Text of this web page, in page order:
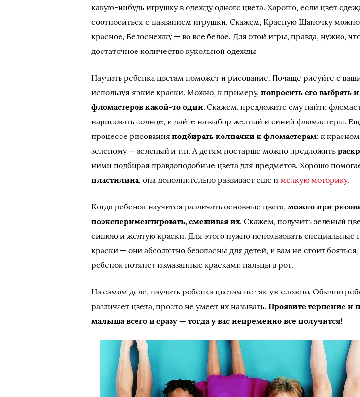
какую-нибудь игрушку в одежду одного цвета. Хорошо, если цвет
соотноситься с названием игрушки. Скажем, Красную Шапочку можно
красное, Белоснежку — во все белое. Для этой игры, правда, нужно,
достаточное количество кукольной одежды.
Научить ребенка цветам поможет и рисование. Почаще рисуйте с
используя яркие краски. Можно, к примеру,попросить его выбрать
фломастеров какой-то один. Скажем, предложите ему найти
нарисовать солнце, и дайте на выбор желтый и синий фломастеры.
процессе рисованияподбирать колпачки к фломастерам: к
зеленому — зеленый и т.п. А детям постарше можно предложить
ними подбирая правдоподобные цвета для предметов. Хорошо
пластилина, она дополнительно развивает еще имелкую моторику.
Когда ребенок научится различать основные цвета,можно при
поэкспериментировать, смешивая их. Скажем, получить зеленый
синюю и желтую краски. Для этого нужно использовать специальные
краски — они абсолютно безопасны для детей, и вам не стоит
ребенок потянет измазанные красками пальцы в рот.
На самом деле, научить ребенка цветам не так уж сложно. Обычно
различает цвета, просто не умеет их называть.Проявите терпение и
малыша всего и сразу — тогда у вас непременно все получится!